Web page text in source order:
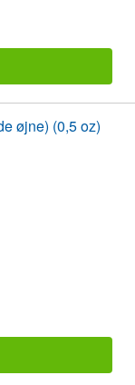
øjne) (0,5 oz)